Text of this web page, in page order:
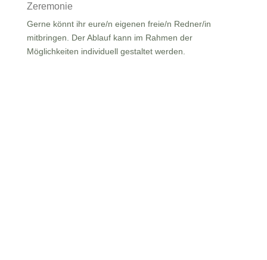
Zeremonie
Gerne könnt ihr eure/n eigenen freie/n Redner/in
mitbringen. Der Ablauf kann im Rahmen der
Möglichkeiten individuell gestaltet werden.